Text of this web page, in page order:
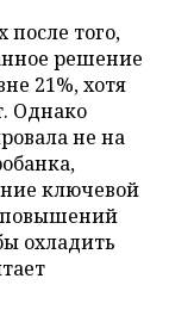
того,
решение
21%, хотя
Однако
не на
ключевой
охладить